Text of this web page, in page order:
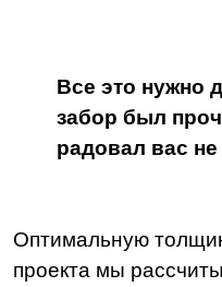
Все это нужно
забор был
радовал вас не
Оптимальную
проекта мы